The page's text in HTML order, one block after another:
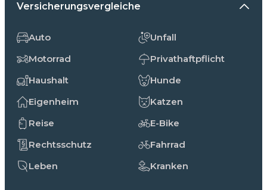
Versicherungsvergleiche
Auto
Motorrad
Haushalt
Eigenheim
Reise
Rechtsschutz
Leben
Unfall
Privathaftpflicht
Hunde
Katzen
E-Bike
Fahrrad
Kranken